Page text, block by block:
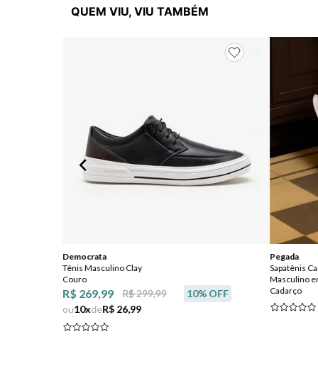
QUEM VIU, VIU TAMBÉM
Democrata
Tênis Masculino Clay
Couro
R$ 269,99 R$ 299,99 10% OFF
ou10xdeR$ 26,99
Pegada
Sapatênis
Masculino
Cadarço